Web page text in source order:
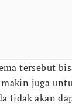
tersebut
juga
tidak akan